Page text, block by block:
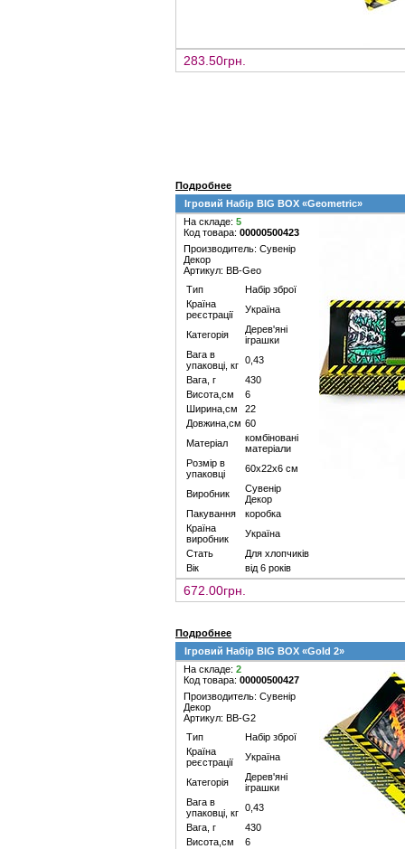
283.50грн.
Подробнее
Ігровий Набір BIG BOX «Geometric»
На складе: 5
Код товара: 00000500423
Производитель: Сувенір
Декор
Артикул: BB-Geo
Тип
Набір зброї
Країна
реєстрації
Україна
Категорія
Дерев'яні
іграшки
Вага в
упаковці, кг 0,43
Вага, г
430
Висота,см
6
Ширина,см
22
Довжина,см 60
Матеріал
комбіновані
матеріали
Розмір в
упаковці
60х22х6 см
Виробник
Сувенір
Декор
Пакування
коробка
Країна
виробник
Україна
Стать
Для хлопчиків
Вік
від 6 років
672.00грн.
Подробнее
Ігровий Набір BIG BOX «Gold 2»
На складе: 2
Код товара: 00000500427
Производитель: Сувенір
Декор
Артикул: BB-G2
Тип
Набір зброї
Країна
реєстрації
Україна
Категорія
Дерев'яні
іграшки
Вага в
упаковці, кг 0,43
Вага, г
430
Висота,см
6